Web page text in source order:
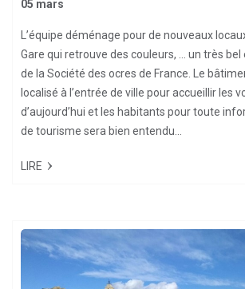
05 mars
L’équipe déménage pour de nouveaux
Gare qui retrouve des couleurs, … un très bel
de la Société des ocres de France. Le
localisé à l’entrée de ville pour accueillir les
d’aujourd’hui et les habitants pour toute
de tourisme sera bien entendu...
LIRE